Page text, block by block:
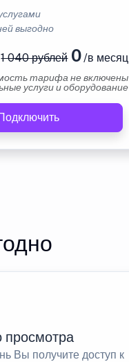
выгодно
1 040 рублей0/в месяц
тарифа не включены
услуги и оборудование
просмотра
Вы получите доступ к